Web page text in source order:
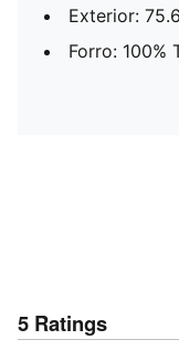
Exterior:
Forro: 100%
5 Ratings